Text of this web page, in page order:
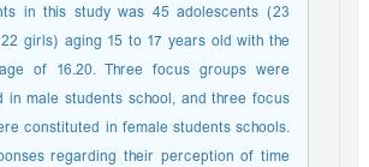
in this study was 45 adolescents (23
22 girls) aging 15 to 17 years old with the
of 16.20. Three focus groups were
in male students school, and three focus
constituted in female students schools.
regarding their perception of time